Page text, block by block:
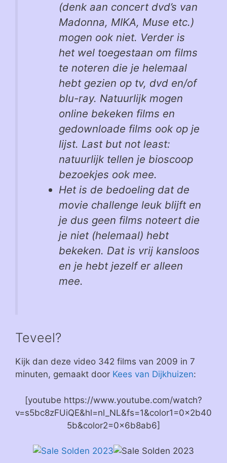
(denk aan concert dvd’s van
Madonna, MIKA, Muse etc.)
mogen ook niet. Verder is
het wel toegestaan om films
te noteren die je helemaal
hebt gezien op tv, dvd en/of
blu-ray. Natuurlijk mogen
online bekeken films en
gedownloade films ook op je
lijst. Last but not least:
natuurlijk tellen je bioscoop
bezoekjes ook mee.
Het is de bedoeling dat de
movie challenge leuk blijft en
je dus geen films noteert die
je niet (helemaal) hebt
bekeken. Dat is vrij kansloos
en je hebt jezelf er alleen
mee.
Teveel?
Kijk dan deze video 342 films van 2009 in 7
minuten, gemaakt door Kees van Dijkhuizen:
[youtube https://www.youtube.com/watch?
v=s5bc8zFUiQE&hl=nl_NL&fs=1&color1=0x2b40
5b&color2=0x6b8ab6]